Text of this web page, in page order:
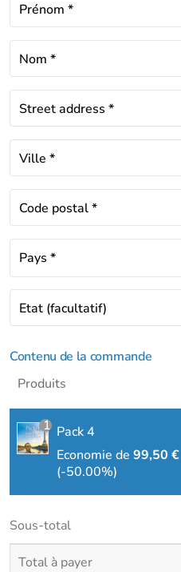
Prénom *
Nom *
Street address *
Ville *
Code postal*
Pays *
Etat (facultatif)
Contenu de la commande
Produits
1 Pack 4
Economie de 99,50 €
(-50.00%)
Sous-total
Total à payer